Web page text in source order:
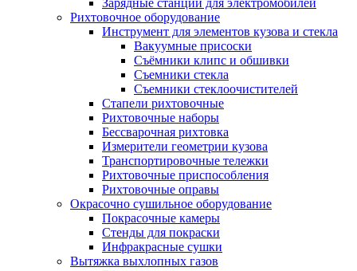
Зарядные станции для электромобилей
Рихтовочное оборудование
Инструмент для элементов кузова и стекла
Вакуумные присоски
Съёмники клипс и обшивки
Съемники стекла
Съемники стеклоочистителей
Стапели рихтовочные
Рихтовочные наборы
Бессварочная рихтовка
Измерители геометрии кузова
Транспортировочные тележки
Рихтовочные приспособления
Рихтовочные оправы
Окрасочно сушильное оборудование
Покрасочные камеры
Стенды для покраски
Инфракрасные сушки
Вытяжка выхлопных газов